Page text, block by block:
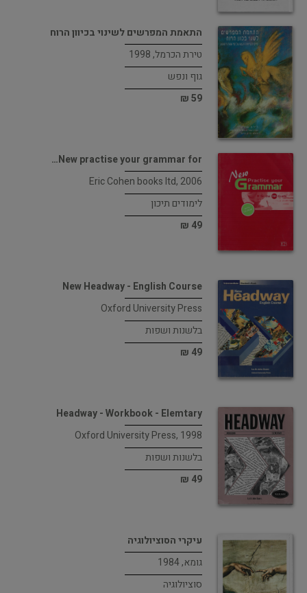
התאמת המפרשים לשינוי בכיוון הרוח
טירת הכרמל, 1998
גוף ונפש
59 ₪
New practise your grammar for…
Eric Cohen books ltd, 2006
לימודים תיכון
49 ₪
New Headway - English Course
Oxford University Press
בלשנות ושפות
49 ₪
Headway - Workbook - Elemtary
Oxford University Press, 1998
בלשנות ושפות
49 ₪
עיקרי הסוציולוגיה
גומא, 1984
סוציולוגיה